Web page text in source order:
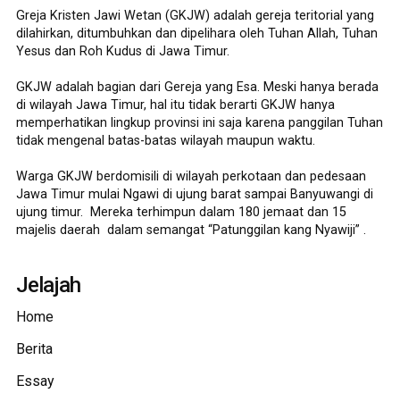
Greja Kristen Jawi Wetan (GKJW) adalah gereja teritorial yang
dilahirkan, ditumbuhkan dan dipelihara oleh Tuhan Allah, Tuhan
Yesus dan Roh Kudus di Jawa Timur.
GKJW adalah bagian dari Gereja yang Esa. Meski hanya berada
di wilayah Jawa Timur, hal itu tidak berarti GKJW hanya
memperhatikan lingkup provinsi ini saja karena panggilan Tuhan
tidak mengenal batas-batas wilayah maupun waktu.
Warga GKJW berdomisili di wilayah perkotaan dan pedesaan
Jawa Timur mulai Ngawi di ujung barat sampai Banyuwangi di
ujung timur. Mereka terhimpun dalam 180 jemaat dan 15
majelis daerah dalam semangat “Patunggilan kang Nyawiji” .
Jelajah
Home
Berita
Essay